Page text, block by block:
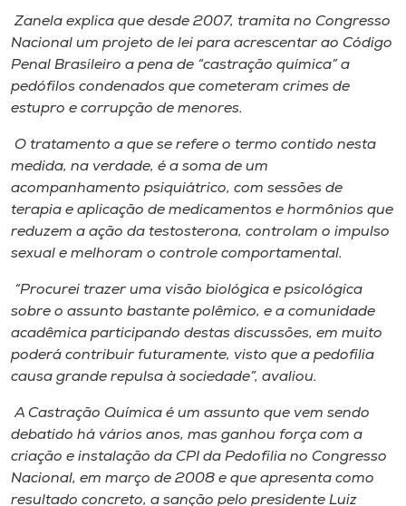
Rádio
Museu
Unoesc
Store
o idioma
Zanela explica que desde 2007, tramita no Congresso
Nacional um projeto de lei para acrescentar ao Código
Penal Brasileiro a pena de “castração química” a
pedófilos condenados que cometeram crimes de
estupro e corrupção de menores.
O tratamento a que se refere o termo contido nesta
medida, na verdade, é a soma de um
acompanhamento psiquiátrico, com sessões de
terapia e aplicação de medicamentos e hormônios que
reduzem a ação da testosterona, controlam o impulso
sexual e melhoram o controle comportamental.
“Procurei trazer uma visão biológica e psicológica
sobre o assunto bastante polêmico, e a comunidade
acadêmica participando destas discussões, em muito
poderá contribuir futuramente, visto que a pedofilia
causa grande repulsa à sociedade”, avaliou.
A Castração Química é um assunto que vem sendo
debatido há vários anos, mas ganhou força com a
criação e instalação da CPI da Pedofilia no Congresso
Nacional, em março de 2008 e que apresenta como
resultado concreto, a sanção pelo presidente Luiz